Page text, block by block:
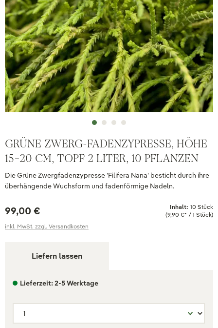
GRÜNE ZWERG-FADENZYPRESSE, HÖHE
15-20 CM, TOPF 2 LITER, 10 PFLANZEN
Die Grüne Zwergfadenzypresse 'Filifera Nana' besticht durch ihre
überhängende Wuchsform und fadenförmige Nadeln.
99,00 € Inhalt: 10 Stück
(9,90 €* / 1 Stück)
inkl. MwSt. zzgl. Versandkosten
Liefern lassen
Lieferzeit: 2-5 Werktage